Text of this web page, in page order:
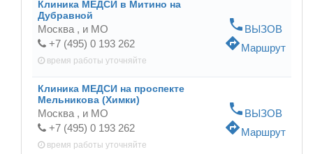
Клиника МЕДСИ в Митино на
Дубравной
Москва , и МО
+7 (495) 0 193 262
время работы уточняйте
phone ВЫЗОВ
directionsМаршрут
Клиника МЕДСИ на проспекте
Мельникова (Химки)
Москва , и МО
+7 (495) 0 193 262
время работы уточняйте
phone ВЫЗОВ
directionsМаршрут